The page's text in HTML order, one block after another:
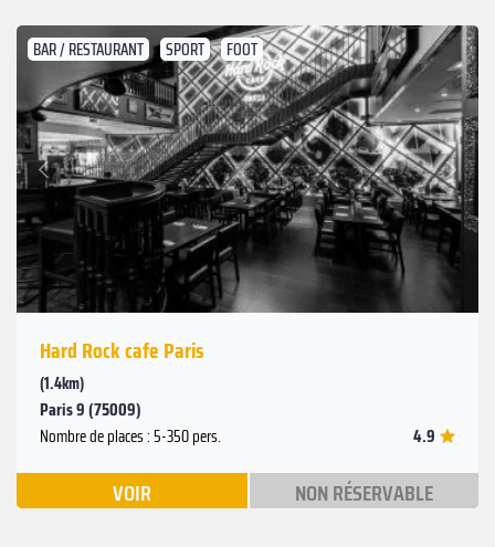
BAR / RESTAURANT SPORT FOOT
Précédent
Suivant
Hard Rock cafe Paris
(1.4km)
Paris 9 (75009)
Nombre de places : 5-350 pers. 4.9
VOIR NON RÉSERVABLE